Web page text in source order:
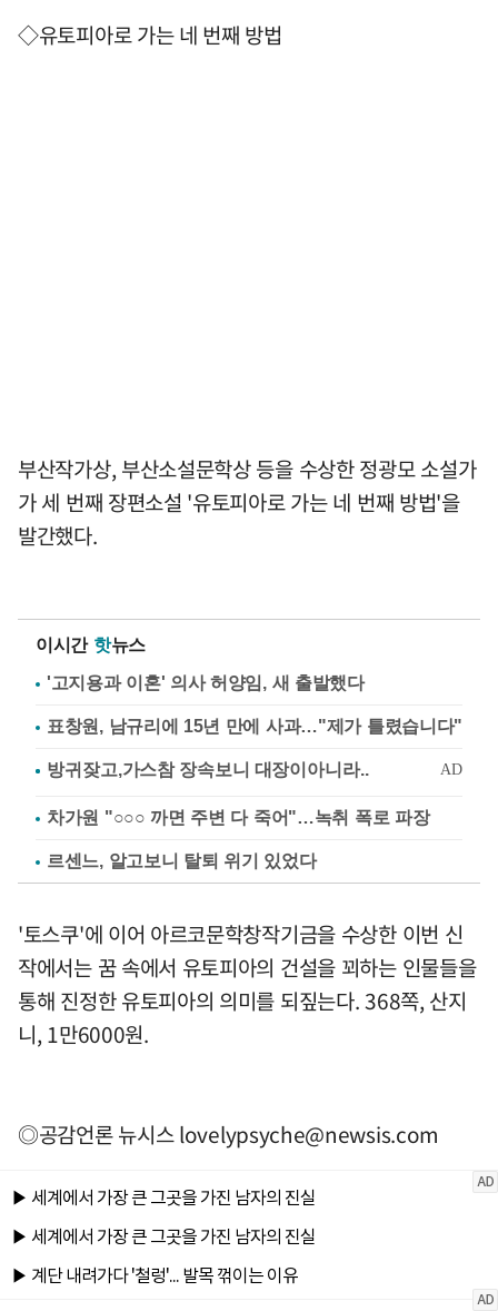
◇유토피아로 가는 네 번째 방법
부산작가상, 부산소설문학상 등을 수상한 정광모 소설가
가 세 번째 장편소설 '유토피아로 가는 네 번째 방법'을
발간했다.
이시간 핫뉴스
'고지용과 이혼' 의사 허양임, 새 출발했다
표창원, 남규리에 15년 만에 사과…"제가 틀렸습니다"
차가원 "○○○ 까면 주변 다 죽어"…녹취 폭로 파장
르센느, 알고보니 탈퇴 위기 있었다
'토스쿠'에 이어 아르코문학창작기금을 수상한 이번 신
작에서는 꿈 속에서 유토피아의 건설을 꾀하는 인물들을
통해 진정한 유토피아의 의미를 되짚는다. 368쪽, 산지
니, 1만6000원.
◎공감언론 뉴시스lovelypsyche@newsis.com